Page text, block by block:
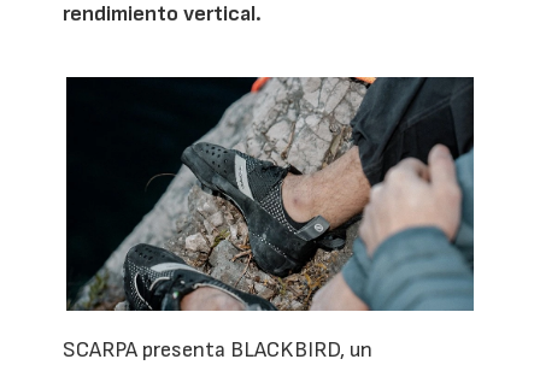
rendimiento vertical.
SCARPA presenta BLACKBIRD, un